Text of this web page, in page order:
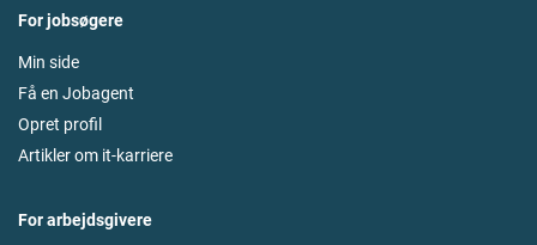
For jobsøgere
Min side
Få en Jobagent
Opret profil
Artikler om it-karriere
For arbejdsgivere